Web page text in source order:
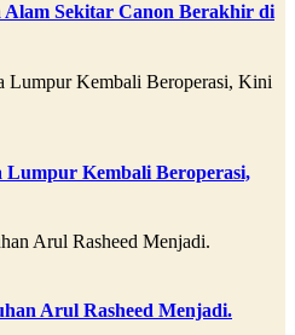
Alam Sekitar Canon Berakhir di
Kembali Beroperasi,
Arul Rasheed Menjadi.